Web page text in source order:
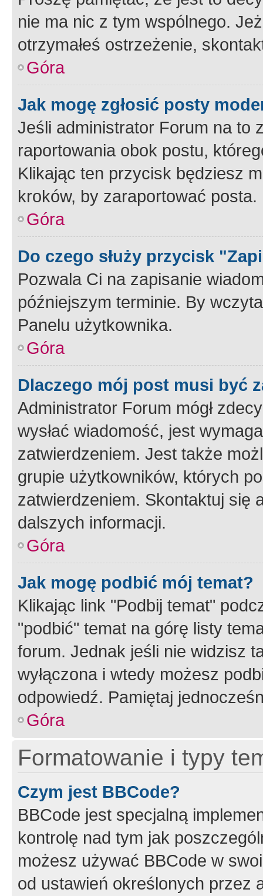
nie ma nic z tym wspólnego.
otrzymałeś ostrzeżenie,
Góra
Jak mogę zgłosić posty
Jeśli administrator Forum na to
raportowania obok postu,
Klikając ten przycisk będziesz
kroków, by zaraportować posta.
Góra
Do czego służy przycisk
Pozwala Ci na zapisanie
późniejszym terminie. By
Panelu użytkownika.
Góra
Dlaczego mój post musi być
Administrator Forum mógł
wysłać wiadomość, jest
zatwierdzeniem. Jest także
grupie użytkowników, których
zatwierdzeniem. Skontaktuj się
dalszych informacji.
Góra
Jak mogę podbić mój temat?
Klikając link "Podbij temat"
"podbić" temat na górę listy
forum. Jednak jeśli nie widzisz
wyłączona i wtedy możesz
odpowiedź. Pamiętaj
Góra
Formatowanie i typy
Czym jest BBCode?
BBCode jest specjalną
kontrolę nad tym jak
możesz używać BBCode w
od ustawień określonych przez